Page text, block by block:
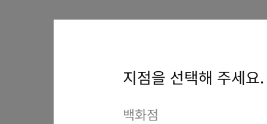
지점을 선택해 주세요.
백화점